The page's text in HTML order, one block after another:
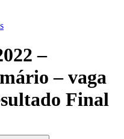
–
– vaga
Final